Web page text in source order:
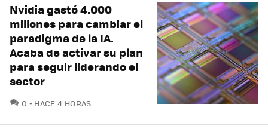
Nvidia gastó 4.000
millones para cambiar el
paradigma de la IA.
Acaba de activar su plan
para seguir liderando el
sector
0 COMENTARIOS
HACE 4 HORAS